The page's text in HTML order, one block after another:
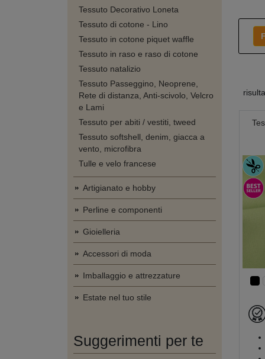
Tessuto Decorativo Loneta
Tessuto di cotone - Lino
Tessuto in cotone piquet waffle
Tessuto in raso e raso di cotone
Tessuto natalizio
Tessuto Passeggino, Neoprene,
Rete di distanza, Anti-scivolo, Velcro
e Lami
Tessuto per abiti / vestiti, tweed
Tessuto softshell, denim, giacca a
vento, microfibra
Tulle e velo francese
Artigianato e hobby
Perline e componenti
Gioielleria
Accessori di moda
Imballaggio e attrezzature
Estate nel tuo stile
Suggerimenti per te